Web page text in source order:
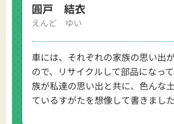
圓戸 結衣
えんど ゆい
車には、それぞれの家族の思い出
ので、リサイクルして部品になっ
族が私達の思い出と共に、色んな
ているすがたを想像して書きました